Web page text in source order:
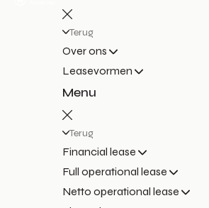
Terug
Over ons
Leasevormen
Menu
Terug
Financial lease
Full operational lease
Netto operational lease